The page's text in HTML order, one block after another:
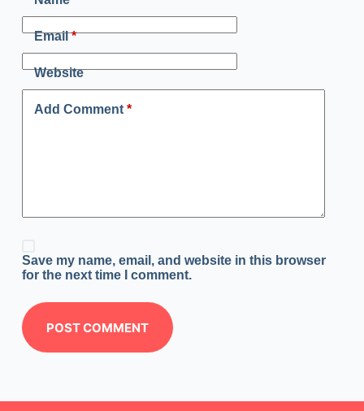
Email*
Website
Add Comment*
Save my name, email, and website in this browser
for the next time I comment.
POST COMMENT